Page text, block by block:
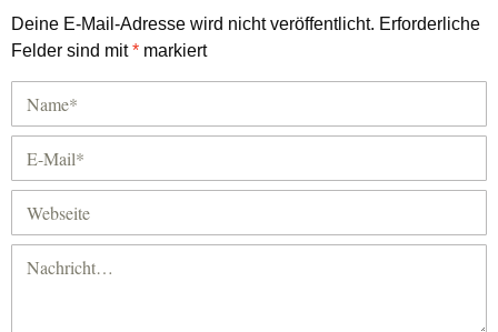
Deine E-Mail-Adresse wird nicht veröffentlicht. Erforderliche
Felder sind mit* markiert